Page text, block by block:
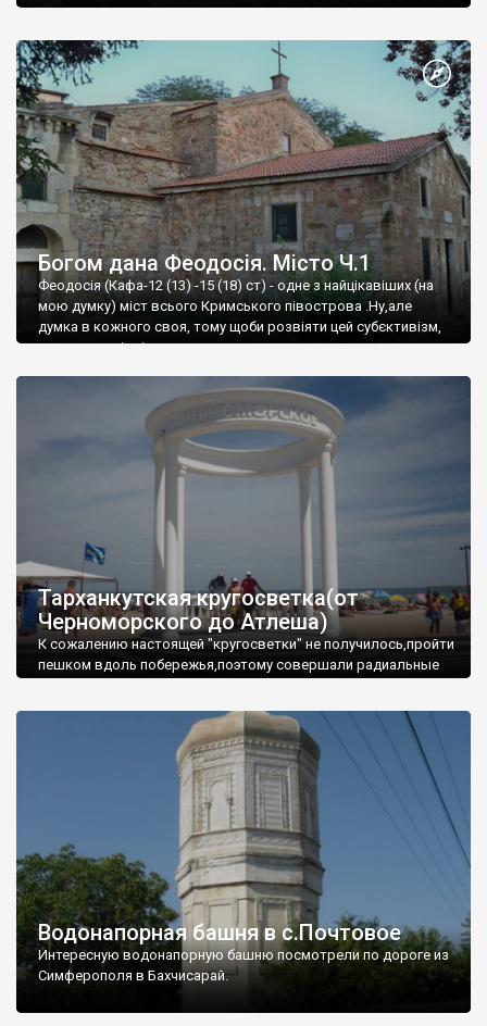
Богом дана Феодосія. Місто Ч.1
Феодосія (Кафа-12 (13) -15 (18) ст) - одне з найцікавіших (на
мою думку) міст всього Кримського півострова .Ну,але
думка в кожного своя, тому щоби розвіяти цей субєктивізм,
запрошую відвідати це
Тарханкутская кругосветка(от
Черноморского до Атлеша)
К сожалению настоящей "кругосветки" не получилось,пройти
пешком вдоль побережья,поэтому совершали радиальные
Водонапорная башня в с.Почтовое
Интересную водонапорную башню посмотрели по дороге из
Симферополя в Бахчисарай.